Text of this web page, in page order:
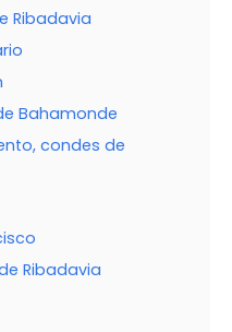
Ribadavia
Bahamonde
condes de
Ribadavia